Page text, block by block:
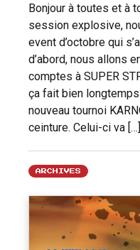
Bonjour à toutes et à
session explosive,
event d’octobre qui
d’abord, nous allons
comptes à SUPER
ça fait bien
nouveau tournoi
ceinture. Celui-ci va […]
ARCHIVES